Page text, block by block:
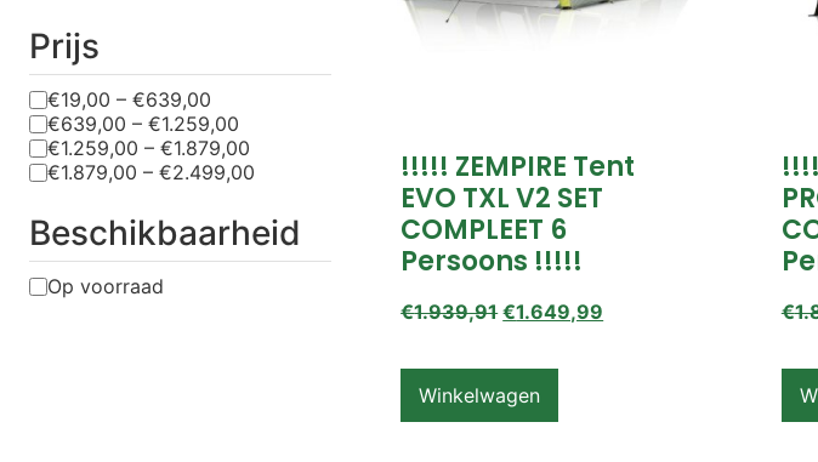
Prijs
€19,00 – €639,00
€639,00 – €1.259,00
€1.259,00 – €1.879,00
€1.879,00 – €2.499,00
Beschikbaarheid
Op voorraad
!!!!! ZEMPIRE Tent
EVO TXL V2 SET
COMPLEET 6
Persoons !!!!!
€1.939,91 €1.649,99
Winkelwagen
€